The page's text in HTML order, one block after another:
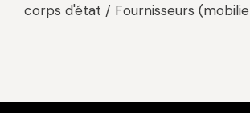
corps d'état / Fournisseurs